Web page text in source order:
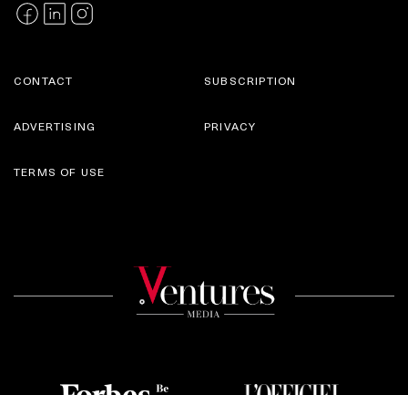
CONTACT
ADVERTISING
SUBSCRIPTION
PRIVACY
TERMS OF USE